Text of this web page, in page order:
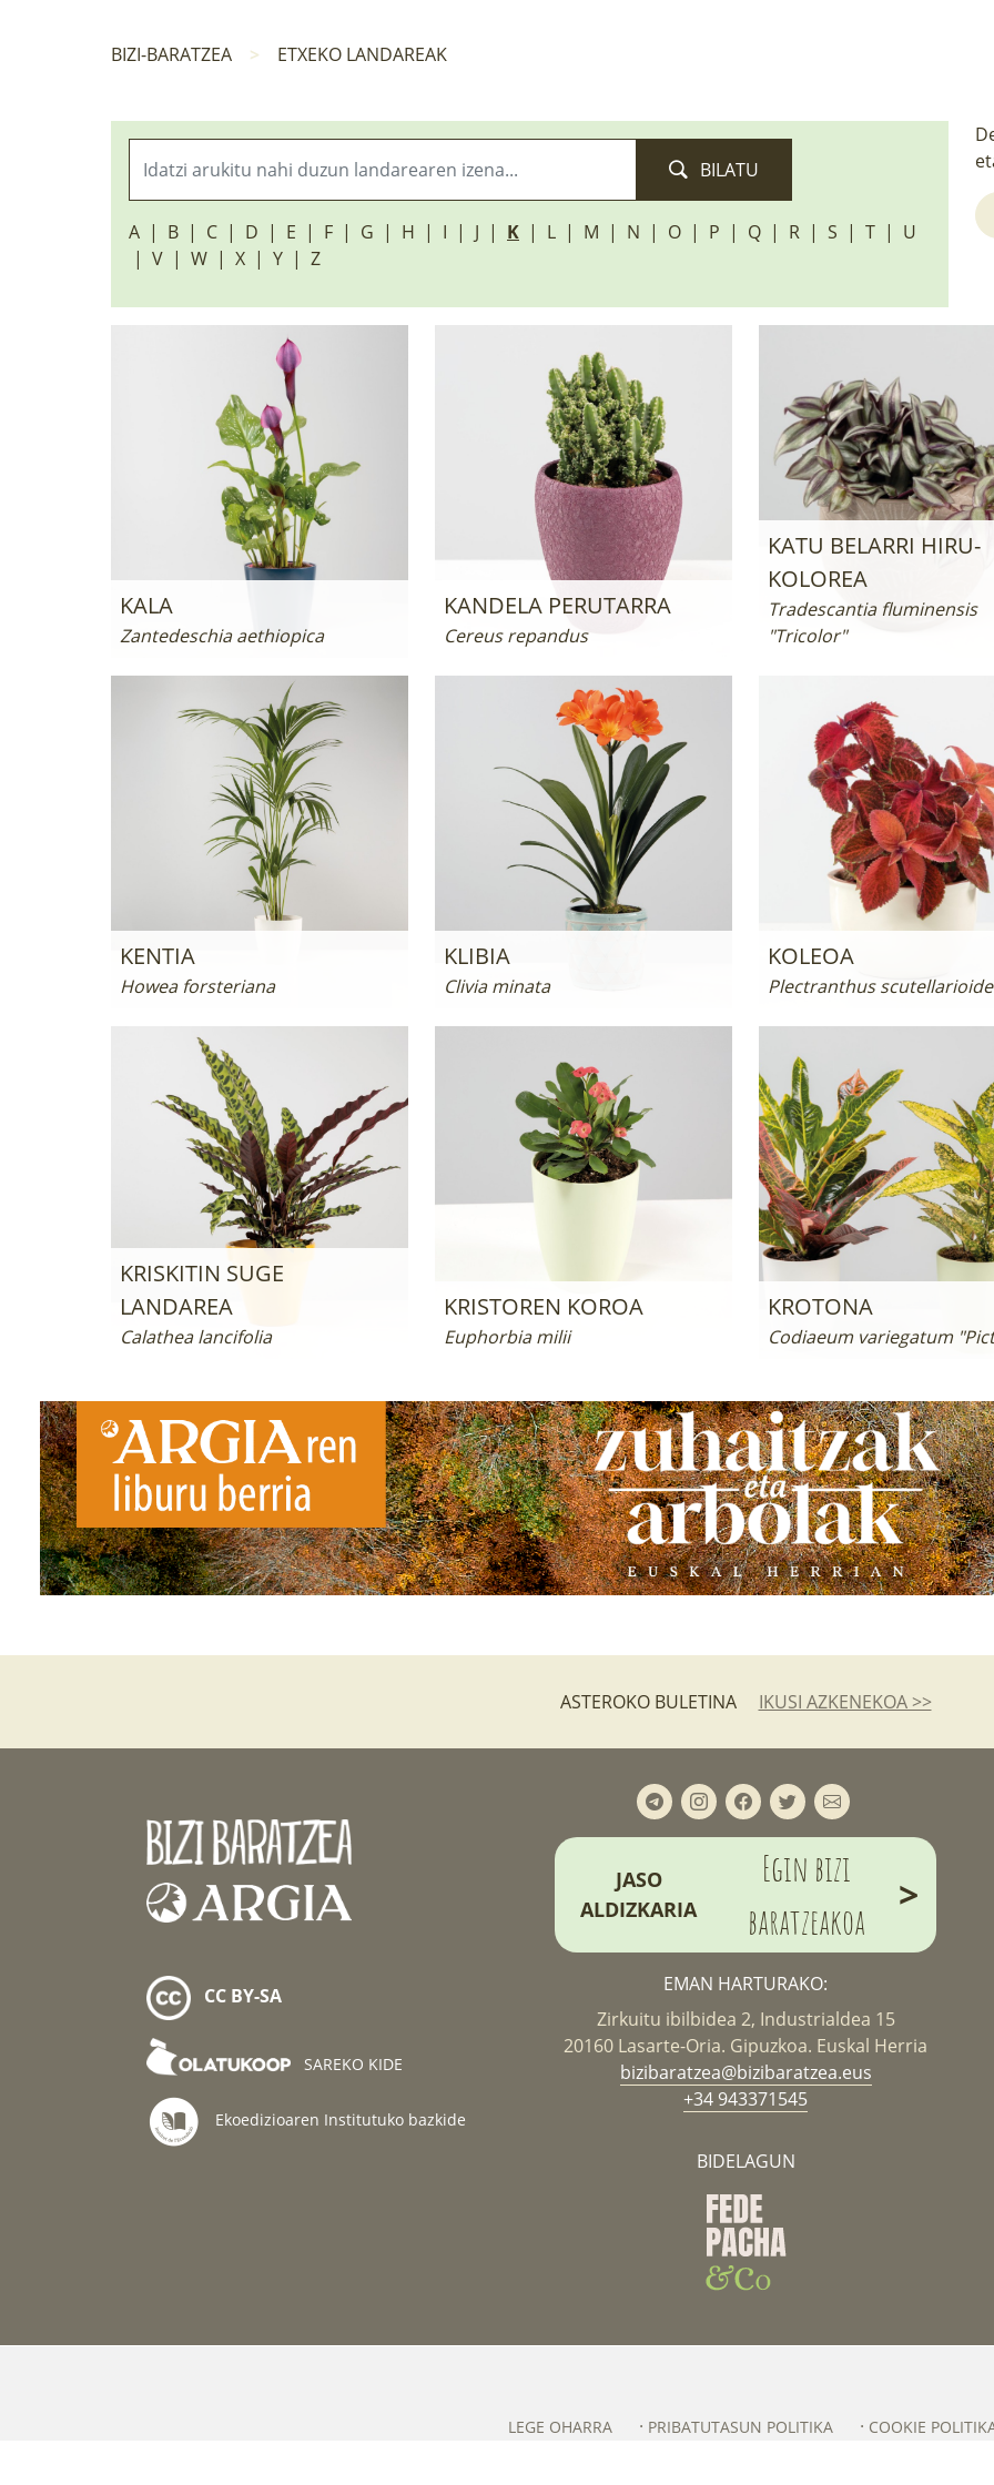
BIZI-BARATZEA ETXEKO LANDAREAK
BILATU
A B C D E F G H I J K L M N O P Q R S T
U
V
W X Y Z
KALA
Zantedeschia aethiopica
KANDELA PERUTARRA
Cereus repandus
KATU BELARRI HIRU-
KOLOREA
Tradescantia fluminensis
"Tricolor"
KENTIA
Howea forsteriana
KLIBIA
Clivia minata
KOLEOA
Plectranthus
KRISKITIN SUGE
LANDAREA
Calathea lancifolia
KRISTOREN KOROA
Euphorbia milii
KROTONA
Codiaeum variegatum
ASTEROKO BULETINA IKUSI AZKENEKOA >>
CC BY-SA
SAREKO KIDE
Ekoedizioaren Institutuko bazkide
JASO
ALDIZKARIA
Egin bizi
baratzeakoa
>
EMAN HARTURAKO:
Zirkuitu ibilbidea 2, Industrialdea 15
20160 Lasarte-Oria. Gipuzkoa. Euskal Herria
bizibaratzea@bizibaratzea.eus
+34 943371545
BIDELAGUN
LEGE OHARRA PRIBATUTASUN POLITIKA COOKIE